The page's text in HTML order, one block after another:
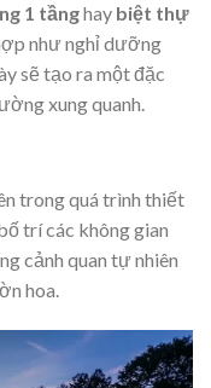
1 tầnghay biệt thự
như nghỉ dưỡng
sẽ tạo ra một đặc
xung quanh.
trong quá trình thiết
trí các không gian
cảnh quan tự nhiên
hoa.